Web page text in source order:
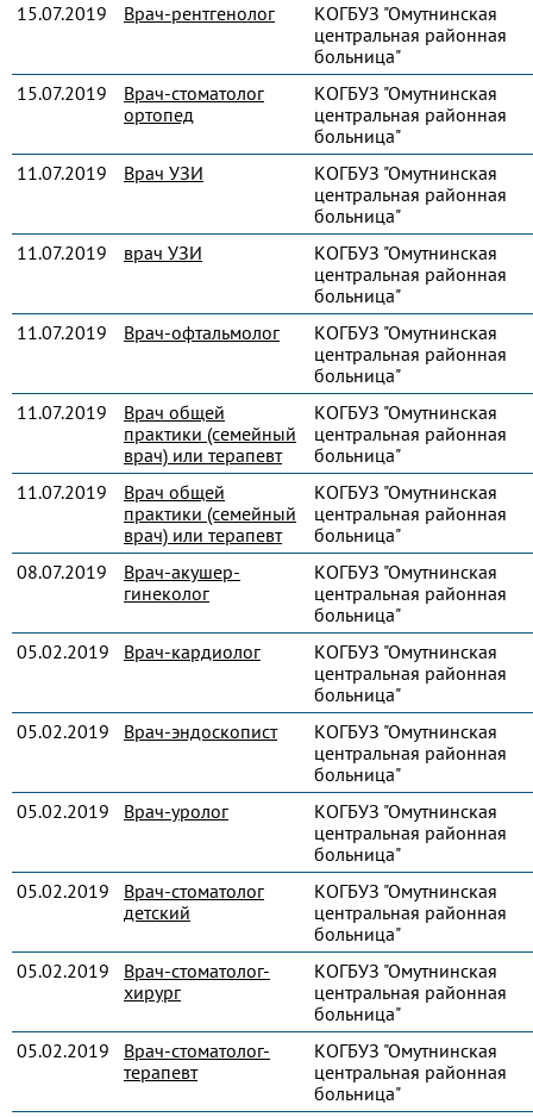
15.07.2019
Врач-рентгенолог
КОГБУЗ "Омутнинская
центральная районная
больница"
15.07.2019
Врач-стоматолог
ортопед
КОГБУЗ "Омутнинская
центральная районная
больница"
11.07.2019
Врач УЗИ
КОГБУЗ "Омутнинская
центральная районная
больница"
11.07.2019
врач УЗИ
КОГБУЗ "Омутнинская
центральная районная
больница"
11.07.2019
Врач-офтальмолог
КОГБУЗ "Омутнинская
центральная районная
больница"
11.07.2019
Врач общей
практики (семейный
врач) или терапевт
КОГБУЗ "Омутнинская
центральная районная
больница"
11.07.2019
Врач общей
практики (семейный
врач) или терапевт
КОГБУЗ "Омутнинская
центральная районная
больница"
08.07.2019
Врач-акушер-
гинеколог
КОГБУЗ "Омутнинская
центральная районная
больница"
05.02.2019
Врач-кардиолог
КОГБУЗ "Омутнинская
центральная районная
больница"
05.02.2019
Врач-эндоскопист
КОГБУЗ "Омутнинская
центральная районная
больница"
05.02.2019
Врач-уролог
КОГБУЗ "Омутнинская
центральная районная
больница"
05.02.2019
Врач-стоматолог
детский
КОГБУЗ "Омутнинская
центральная районная
больница"
05.02.2019
Врач-стоматолог-
хирург
КОГБУЗ "Омутнинская
центральная районная
больница"
05.02.2019
Врач-стоматолог-
терапевт
КОГБУЗ "Омутнинская
центральная районная
больница"